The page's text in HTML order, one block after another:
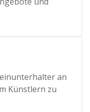
an
Künstlern zu